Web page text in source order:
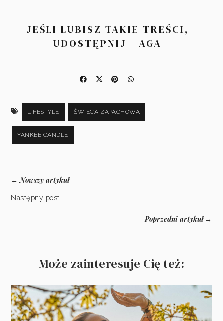
JEŚLI LUBISZ TAKIE TREŚCI,
UDOSTĘPNIJ - AGA
LIFESTYLE ŚWIECA ZAPACHOWA
YANKEE CANDLE
←Nowszy artykuł
Następny post
Poprzedni artykuł→
Może zainteresuje Cię też: